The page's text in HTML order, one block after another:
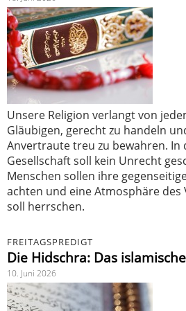
Unsere Religion verlangt von
Gläubigen, gerecht zu handeln
Anvertraute treu zu bewahren. In
Gesellschaft soll kein Unrecht
Menschen sollen ihre
achten und eine Atmosphäre des
soll herrschen.
FREITAGSPREDIGT
Die Hidschra: Das
10. Juni 2026